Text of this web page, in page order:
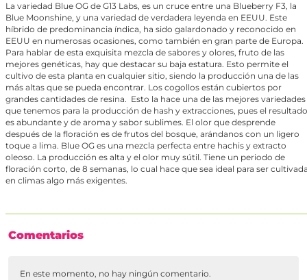
La variedad Blue OG de G13 Labs, es un cruce entre una Blueberry F3, la
Blue Moonshine, y una variedad de verdadera leyenda en EEUU. Este
híbrido de predominancia índica, ha sido galardonado y reconocido en
EEUU en numerosas ocasiones, como también en gran parte de Europa.
Para hablar de esta exquisita mezcla de sabores y olores, fruto de las
mejores genéticas, hay que destacar su baja estatura. Esto permite el
cultivo de esta planta en cualquier sitio, siendo la producción una de las
más altas que se pueda encontrar. Los cogollos están cubiertos por
grandes cantidades de resina. Esto la hace una de las mejores variedades
que tenemos para la producción de hash y extracciones, pues el resultado
es abundante y de aroma y sabor sublimes. El olor que desprende
después de la floración es de frutos del bosque, arándanos con un ligero
toque a lima. Blue OG es una mezcla perfecta entre hachis y extracto
oleoso. La producción es alta y el olor muy sútil. Tiene un periodo de
floración corto, de 8 semanas, lo cual hace que sea ideal para ser
en climas algo más exigentes.
Comentarios
En este momento, no hay ningún comentario.